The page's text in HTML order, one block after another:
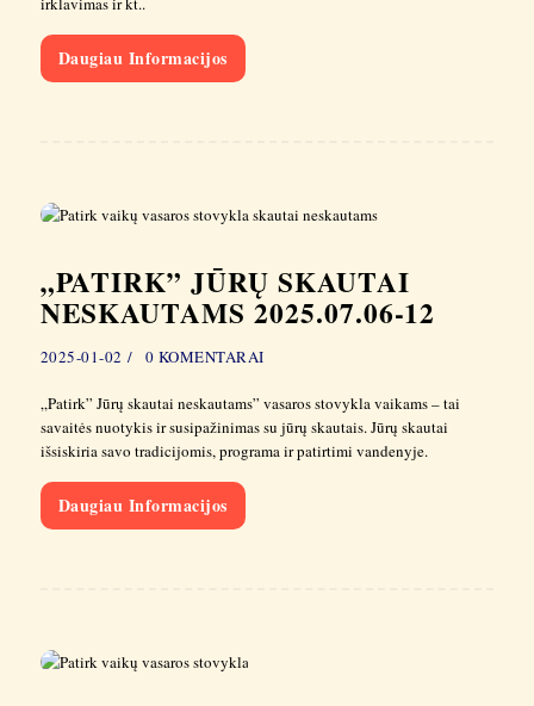
Daugiau Informacijos
„PATIRK” JŪRŲ SKAUTAI
NESKAUTAMS 2025.07.06-12
2025-01-02 0 KOMENTARAI
„Patirk” Jūrų skautai neskautams” vasaros stovykla vaikams – tai
savaitės nuotykis ir susipažinimas su jūrų skautais. Jūrų skautai
išsiskiria savo tradicijomis, programa ir patirtimi vandenyje.
Daugiau Informacijos